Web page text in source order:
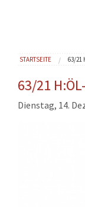
Sie sind hier
STARTSEITE 63/21
63/21
Dienstag, 14.